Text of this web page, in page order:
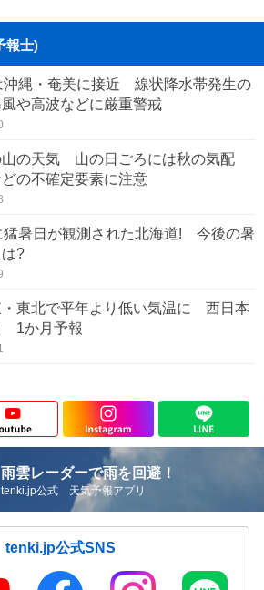
報士)
沖縄・奄美に接近 線状降水帯発生の
や高波などに厳重警戒
山の天気 山の日ごろには秋の気配
の不確定要素に注意
猛暑日が観測された北海道! 今後の暑
?
・東北で平年より低い気温に 西日本
1か月予報
雨雲レーダーで雨を回避！
tenki.jp公式 天気予報アプリ
tenki.jp公式SNS